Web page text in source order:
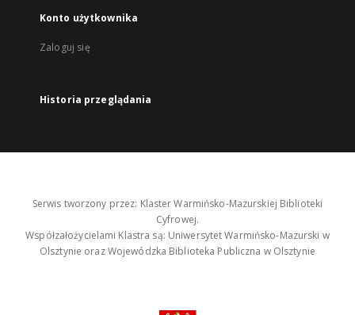
Konto użytkownika
Zaloguj się
Historia przeglądania
Serwis tworzony przez: Klaster Warmińsko-Mazurskiej Biblioteki
Cyfrowej.
Współzałożycielami Klastra są: Uniwersytet Warmińsko-Mazurski w
Olsztynie oraz Wojewódzka Biblioteka Publiczna w Olsztynie